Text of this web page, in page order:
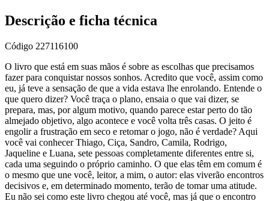
Descrição e ficha técnica
Código 227116100
O livro que está em suas mãos é sobre as escolhas que precisamos
fazer para conquistar nossos sonhos. Acredito que você, assim como
eu, já teve a sensação de que a vida estava lhe enrolando. Entende o
que quero dizer? Você traça o plano, ensaia o que vai dizer, se
prepara, mas, por algum motivo, quando parece estar perto do tão
almejado objetivo, algo acontece e você volta três casas. O jeito é
engolir a frustração em seco e retomar o jogo, não é verdade? Aqui
você vai conhecer Thiago, Ciça, Sandro, Camila, Rodrigo,
Jaqueline e Luana, sete pessoas completamente diferentes entre si,
cada uma seguindo o próprio caminho. O que elas têm em comum é
o mesmo que une você, leitor, a mim, o autor: elas viverão encontros
decisivos e, em determinado momento, terão de tomar uma atitude.
Eu não sei como este livro chegou até você, mas já que o encontro